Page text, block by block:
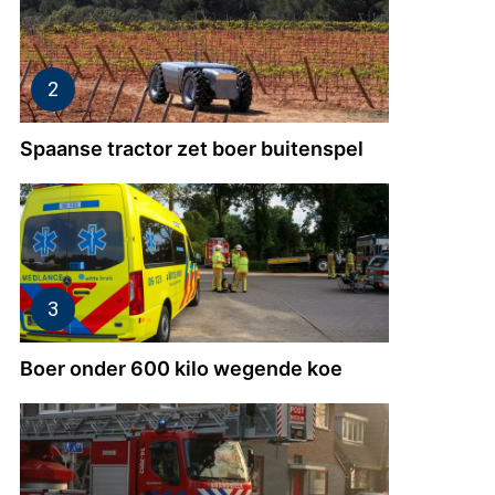
Spaanse tractor zet boer buitenspel
Boer onder 600 kilo wegende koe